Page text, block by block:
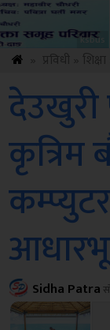
कृत्रिम
Sidha Patra